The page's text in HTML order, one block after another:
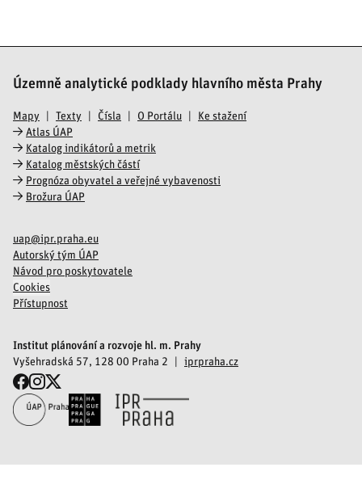
Územně analytické podklady hlavního města Prahy
Mapy Texty Čísla O Portálu
Ke stažení
Atlas ÚAP
Katalog indikátorů a metrik
Katalog městských částí
Prognóza obyvatel a veřejné vybavenosti
Brožura ÚAP
uap@ipr.praha.eu
Autorský tým ÚAP
Návod pro poskytovatele
Cookies
Přístupnost
Institut plánování a rozvoje hl. m. Prahy
Vyšehradská 57, 128 00 Praha 2
iprpraha.cz